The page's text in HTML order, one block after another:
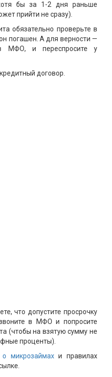
бы за 1-2 дня раньше
прийти не сразу).
обязательно проверьте в
погашен. А для верности —
МФО, и переспросите у
договор.
что допустите просрочку
в МФО и попросите
(чтобы на взятую сумму не
проценты).
микрозаймахи правилах